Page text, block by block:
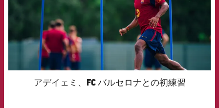
アデイェミ、FC バルセロナとの初練習